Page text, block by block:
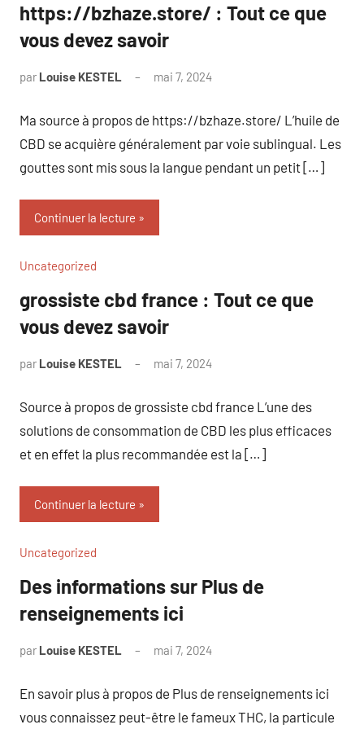
https://bzhaze.store/ : Tout ce que
vous devez savoir
par Louise KESTEL mai 7, 2024
Ma source à propos de https://bzhaze.store/ L’huile de
CBD se acquière généralement par voie sublingual. Les
gouttes sont mis sous la langue pendant un petit […]
Continuer la lecture
Uncategorized
grossiste cbd france : Tout ce que
vous devez savoir
par Louise KESTEL mai 7, 2024
Source à propos de grossiste cbd france L’une des
solutions de consommation de CBD les plus efficaces
et en effet la plus recommandée est la […]
Continuer la lecture
Uncategorized
Des informations sur Plus de
renseignements ici
par Louise KESTEL mai 7, 2024
En savoir plus à propos de Plus de renseignements ici
vous connaissez peut-être le fameux THC, la particule